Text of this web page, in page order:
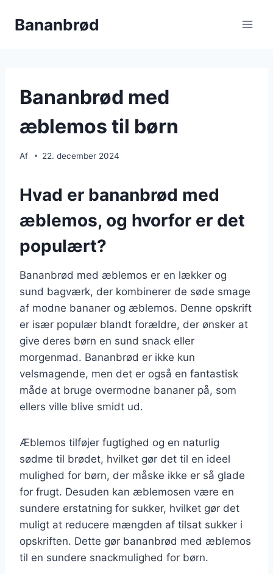
Bananbrød
Bananbrød med
æblemos til børn
Af 22. december 2024
Hvad er bananbrød med
æblemos, og hvorfor er det
populært?
Bananbrød med æblemos er en lækker og
sund bagværk, der kombinerer de søde smage
af modne bananer og æblemos. Denne opskrift
er især populær blandt forældre, der ønsker at
give deres børn en sund snack eller
morgenmad. Bananbrød er ikke kun
velsmagende, men det er også en fantastisk
måde at bruge overmodne bananer på, som
ellers ville blive smidt ud.
Æblemos tilføjer fugtighed og en naturlig
sødme til brødet, hvilket gør det til en ideel
mulighed for børn, der måske ikke er så glade
for frugt. Desuden kan æblemosen være en
sundere erstatning for sukker, hvilket gør det
muligt at reducere mængden af tilsat sukker i
opskriften. Dette gør bananbrød med æblemos
til en sundere snackmulighed for børn.